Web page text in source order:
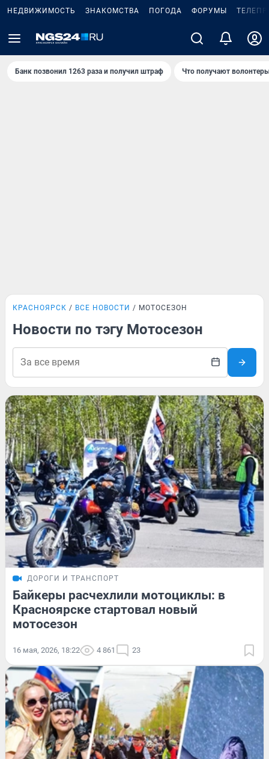
НЕДВИЖИМОСТЬ ЗНАКОМСТВА ПОГОДА ФОРУМЫ
Банк позвонил 1263 раза и получил штраф Что получают
КРАСНОЯРСК ВСЕ НОВОСТИ МОТОСЕЗОН
Новости по тэгу Мотосезон
ДОРОГИ И ТРАНСПОРТ
Байкеры расчехлили мотоциклы: в
Красноярске стартовал новый
мотосезон
16 мая, 2026, 18:22 4 861 23